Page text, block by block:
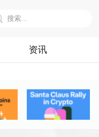
资讯